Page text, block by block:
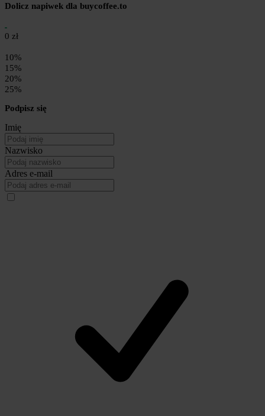
Dolicz napiwek dla buycoffee.to
0 zł
10%
15%
20%
25%
Podpisz się
Imię
Nazwisko
Adres e-mail